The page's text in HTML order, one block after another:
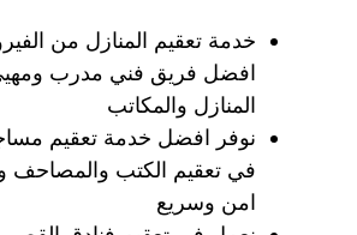
خدمة تعقيم المنازل من
افضل فريق فني مدرب
المنازل والمكاتب
نوفر افضل خدمة تعقيم
في تعقيم الكتب والمصاحف
امن وسريع